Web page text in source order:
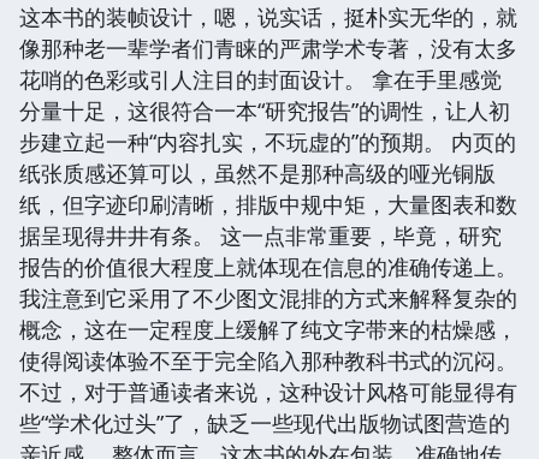
这本书的装帧设计，嗯，说实话，挺朴实无华的，就
像那种老一辈学者们青睐的严肃学术专著，没有太多
花哨的色彩或引人注目的封面设计。 拿在手里感觉
分量十足，这很符合一本“研究报告”的调性，让人初
步建立起一种“内容扎实，不玩虚的”的预期。 内页的
纸张质感还算可以，虽然不是那种高级的哑光铜版
纸，但字迹印刷清晰，排版中规中矩，大量图表和数
据呈现得井井有条。 这一点非常重要，毕竟，研究
报告的价值很大程度上就体现在信息的准确传递上。
我注意到它采用了不少图文混排的方式来解释复杂的
概念，这在一定程度上缓解了纯文字带来的枯燥感，
使得阅读体验不至于完全陷入那种教科书式的沉闷。
不过，对于普通读者来说，这种设计风格可能显得有
些“学术化过头”了，缺乏一些现代出版物试图营造的